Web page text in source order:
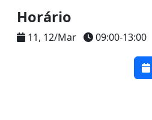
Horário
11, 12/Mar 09:00-13:00